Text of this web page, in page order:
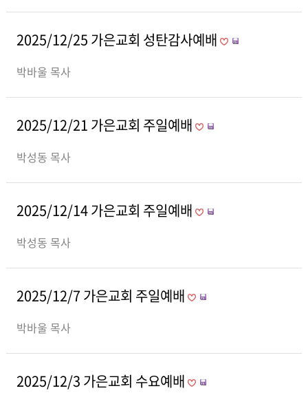
2025/12/25 가은교회 성탄감사예배
박바울 목사
2025/12/21 가은교회 주일예배
박성동 목사
2025/12/14 가은교회 주일예배
박성동 목사
2025/12/7 가은교회 주일예배
박바울 목사
2025/12/3 가은교회 수요예배